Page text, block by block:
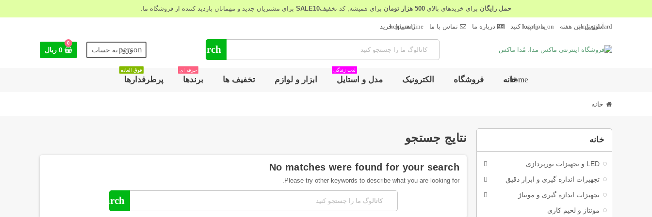
حمل رایگان برای خریدهای بالای 500 هزار تومان برای همیشه, کد تخفیفSALE10 برای مشتریان جدید و مهمانان بازدید کننده از فروشگاه ما.
card_giftcard
آموزش این هفته location_on
ما را پیدا کنید درباره ما تماس با ما help_outline
راهنمای خرید
search
person
ورود به حساب
0
0 ‎ریال
home
خانه فروشگاه الکترونیک مدل و استایل
لذت زندگی
ابزار و لوازم تخفیف ها برندها
حرفه ای
پرطرفدارها
فوق العاده
خانه
خانه
LED و تجهیزات نورپردازی
تجهیزات اندازه گیری و ابزار دقیق
تجهیزات اندازه گیری و مونتاژ
مونتاژ و لحیم کاری
نتایج جستجو
No matches were found for your search
Please try other keywords to describe what you are looking for.
search